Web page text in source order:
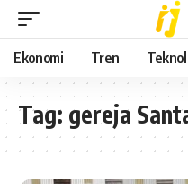
Ekonomi Tren
Tag: gereja